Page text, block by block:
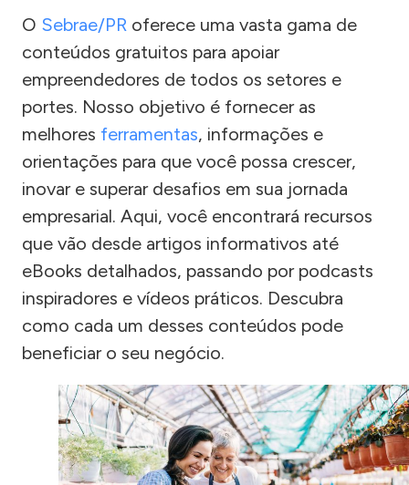
O Sebrae/PR oferece uma vasta gama de
conteúdos gratuitos para apoiar
empreendedores de todos os setores e
portes. Nosso objetivo é fornecer as
melhores ferramentas, informações e
orientações para que você possa crescer,
inovar e superar desafios em sua jornada
empresarial. Aqui, você encontrará recursos
que vão desde artigos informativos até
eBooks detalhados, passando por podcasts
inspiradores e vídeos práticos. Descubra
como cada um desses conteúdos pode
beneficiar o seu negócio.